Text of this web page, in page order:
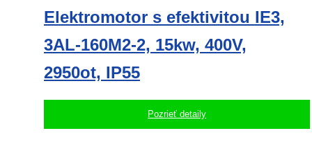
Elektromotor s efektivitou IE3,
3AL-160M2-2, 15kw, 400V,
2950ot, IP55
Pozrieť detaily